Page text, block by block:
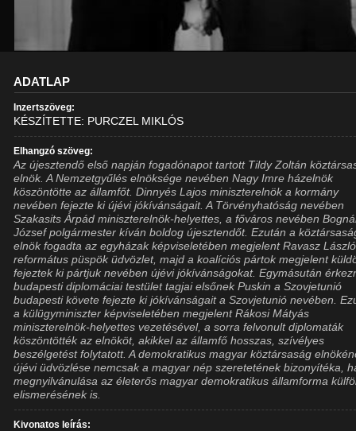
ADATLAP
Inzertszöveg:
KÉSZÍTETTE: PURCZEL MIKLÓS
Elhangzó szöveg:
Az újesztendő első napján fogadónapot tartott Tildy Zoltán
elnök. A Nemzetgyűlés elnöksége nevében Nagy Imre házelnök
köszöntötte az államfőt. Dinnyés Lajos miniszterelnök a kormány
nevében fejezte ki újévi jókívánságait. A Törvényhatóság nevében
Szakasits Árpád miniszterelnök-helyettes, a főváros nevében
József polgármester kíván boldog újesztendőt. Ezután a
elnök fogadta az egyházak képviseletében megjelent Ravasz László
református püspök üdvözlet, majd a koalíciós pártok megjelent
fejeztek ki pártjuk nevében újévi jókívánságokat. Egymásután
budapesti diplomáciai testület tagjai elsőnek Puskin a Szovjetunió
budapesti követe fejezte ki jókívánságait a Szovjetunió nevében.
a külügyminiszter képviseletében megjelent Rákosi Mátyás
miniszterelnök-helyettes vezetésével, a sorra felvonult diplomaták
köszöntötték az elnököt, akikkel az államfő hosszas, szívélyes
beszélgetést folytatott. A demokratikus magyar köztársaság
újévi üdvözlése nemcsak a magyar nép szeretetének bizonyítéka,
megnyilvánulása az életerős magyar demokratikus államforma
elismerésének is.
Kivonatos leírás: